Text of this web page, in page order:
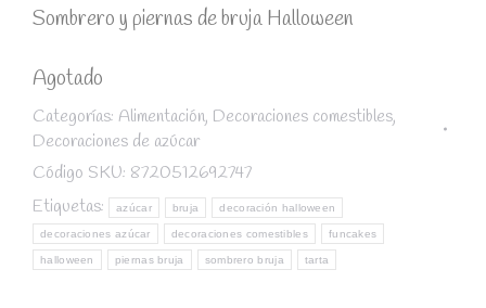
Sombrero y piernas de bruja Halloween
Agotado
Categorías: Alimentación, Decoraciones comestibles,
Decoraciones de azúcar
Código SKU: 8720512692747
Etiquetas:
azúcar bruja decoración halloween
decoraciones azúcar decoraciones comestibles funcakes
halloween piernas bruja sombrero bruja tarta